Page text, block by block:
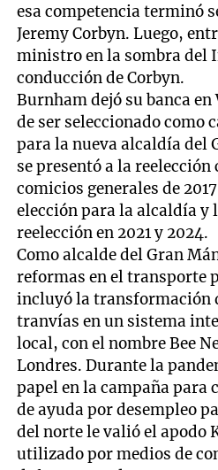
esa competencia terminó
Jeremy Corbyn. Luego,
ministro en la sombra del
conducción de Corbyn.
Burnham dejó su banca
de ser seleccionado como
para la nueva alcaldía del
se presentó a la
comicios generales de
elección para la alcaldía y
reelección en 2021 y 2024.
Como alcalde del Gran
reformas en el transporte
incluyó la transformación
tranvías en un sistema
local, con el nombre Bee
Londres. Durante la
papel en la campaña para
de ayuda por desempleo
del norte le valió el apodo
utilizado por medios de